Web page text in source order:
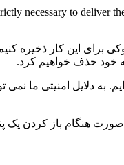
necessary to deliver
برای این کار ذخیره
خود حذف خواهیم کرد.
دلایل امنیتی ما نمی
ذخیره این تنظیمات نیاز داریم. در غیر این